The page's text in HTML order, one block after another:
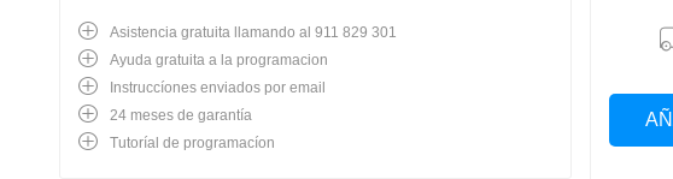
Asistencia gratuita llamando al 911 829 301
Ayuda gratuita a la programacion
Instruccíones enviados por email
24 meses de garantía
Tutoríal de programacíon